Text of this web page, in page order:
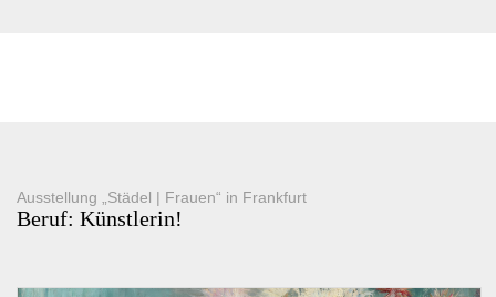
Ausstellung „Städel | Frauen“ in Frankfurt
Beruf: Künstlerin!